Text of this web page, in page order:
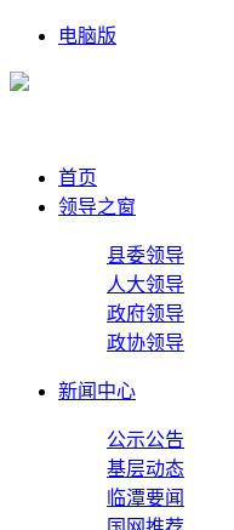
电脑版
首页
领导之窗
县委领导
人大领导
政府领导
政协领导
新闻中心
公示公告
基层动态
临潭要闻